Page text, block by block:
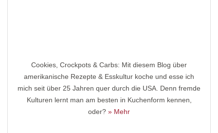
Cookies, Crockpots & Carbs: Mit diesem Blog über
amerikanische Rezepte & Esskultur koche und esse ich
mich seit über 25 Jahren quer durch die USA. Denn fremde
Kulturen lernt man am besten in Kuchenform kennen,
oder? » Mehr